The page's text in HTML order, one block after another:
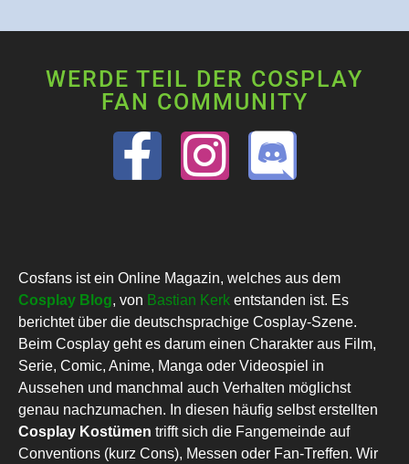
WERDE TEIL DER COSPLAY
FAN COMMUNITY
Cosfans ist ein Online Magazin, welches aus dem
Cosplay Blog, von Bastian Kerk entstanden ist. Es
berichtet über die deutschsprachige Cosplay-Szene.
Beim Cosplay geht es darum einen Charakter aus Film,
Serie, Comic, Anime, Manga oder Videospiel in
Aussehen und manchmal auch Verhalten möglichst
genau nachzumachen. In diesen häufig selbst erstellten
Cosplay Kostümen trifft sich die Fangemeinde auf
Conventions (kurz Cons), Messen oder Fan-Treffen. Wir